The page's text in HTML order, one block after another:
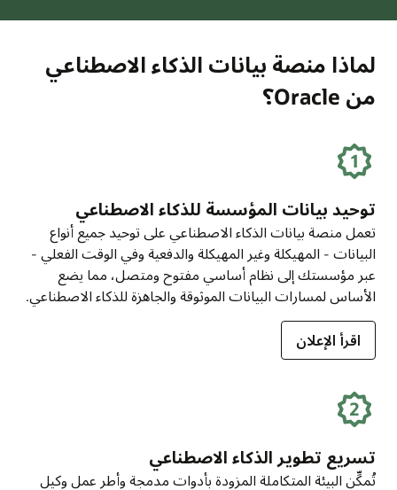
Oracle
AI
Data
لماذا منصة بيانات الذكاء الاصطناعي
من Oracle؟
توحيد بيانات المؤسسة للذكاء الاصطناعي
تعمل منصة بيانات الذكاء الاصطناعي على توحيد جميع أنواع
البيانات - المهيكلة وغير المهيكلة والدفعية وفي الوقت الفعلي -
عبر مؤسستك إلى نظام أساسي مفتوح ومتصل، مما يضع
الأساس لمسارات البيانات الموثوقة والجاهزة للذكاء الاصطناعي.
اقرأ الإعلان
تسريع تطوير الذكاء الاصطناعي
تُمكِّن البيئة المتكاملة المزودة بأدوات مدمجة وأطر عمل وكيل